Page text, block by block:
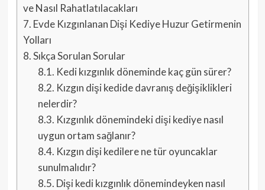
ve Nasıl Rahatlatılacakları
7. Evde Kızgınlanan Dişi Kediye Huzur Getirmenin
Yolları
8.Sıkça Sorulan Sorular
8.1. Kedi kızgınlık döneminde kaç gün sürer?
8.2. Kızgın dişi kedide davranış değişiklikleri
nelerdir?
8.3. Kızgınlık dönemindeki dişi kediye nasıl
uygun ortam sağlanır?
8.4. Kızgın dişi kedilere ne tür oyuncaklar
sunulmalıdır?
8.5. Dişi kedi kızgınlık dönemindeyken nasıl